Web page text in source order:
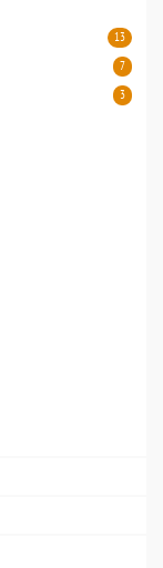
13
7
3